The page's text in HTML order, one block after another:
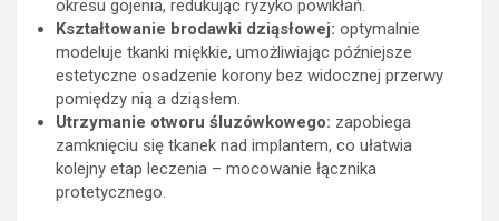
okresu gojenia, redukując ryzyko powikłań.
Kształtowanie brodawki dziąsłowej: optymalnie
modeluje tkanki miękkie, umożliwiając późniejsze
estetyczne osadzenie korony bez widocznej przerwy
pomiędzy nią a dziąsłem.
Utrzymanie otworu śluzówkowego: zapobiega
zamknięciu się tkanek nad implantem, co ułatwia
kolejny etap leczenia – mocowanie łącznika
protetycznego.